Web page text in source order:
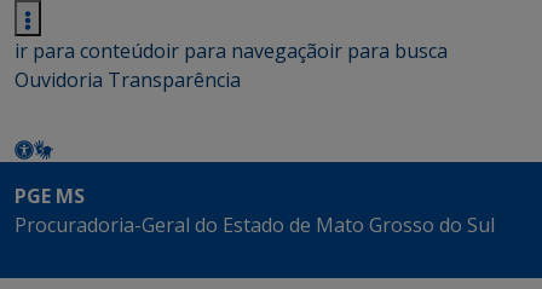
ir para conteúdoir para navegaçãoir para busca
Ouvidoria Transparência
PGE MS
Procuradoria-Geral do Estado de Mato Grosso do Sul